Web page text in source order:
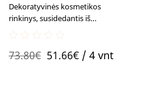
Dekoratyvinės kosmetikos
rinkinys, susidedantis iš
vizažisčių Lietuvoje, priemonių.
out
73.80€ Original
51.66€Current
/ 4 vnt